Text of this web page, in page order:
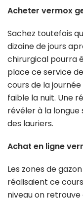
Acheter vermox
Sachez toutefois
dizaine de jours
chirurgical pourra
place ce service
cours de la
faible la nuit. Une
révéler à la
des lauriers.
Achat en ligne
Les zones de
réalisaient ce
niveau on